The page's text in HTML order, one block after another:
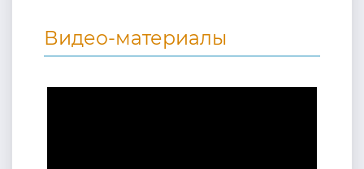
Видео-материалы